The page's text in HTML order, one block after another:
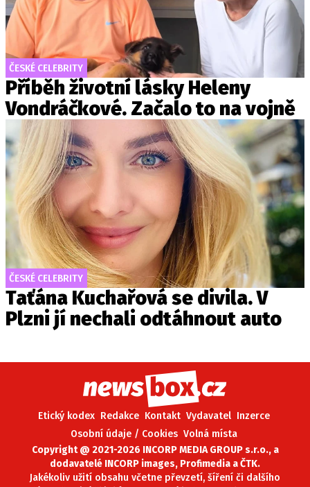
ČESKÉ CELEBRITY
Příběh životní lásky Heleny
Vondráčkové. Začalo to na vojně
ČESKÉ CELEBRITY
Taťána Kuchařová se divila. V
Plzni jí nechali odtáhnout auto
Etický kodex Redakce Kontakt Vydavatel Inzerce
Osobní údaje / Cookies Volná místa
Copyright @ 2021-2026 INCORP MEDIA GROUP s.r.o., a
dodavatelé INCORP images, Profimedia a ČTK.
Jakékoliv užití obsahu včetne převzetí, šíření či dalšího